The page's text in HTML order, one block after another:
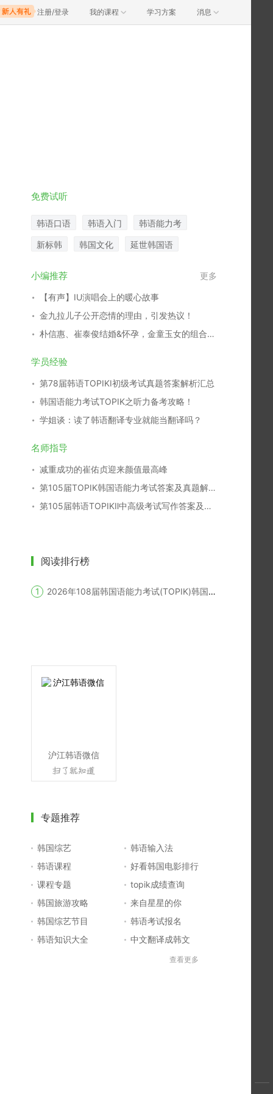
注册/登录 我的课程 学习方案 消息
免费试听
韩语口语 韩语入门 韩语能力考
新标韩 韩国文化 延世韩国语
小编推荐 更多
【有声】IU演唱会上的暖心故事
金九拉儿子公开恋情的理由，引发热议！
朴信惠、崔泰俊结婚&怀孕，金童玉女的组合结成正果！
学员经验
第78届韩语TOPIKⅠ初级考试真题答案解析汇总
韩国语能力考试TOPIK之听力备考攻略！
学姐谈：读了韩语翻译专业就能当翻译吗？
名师指导
减重成功的崔佑贞迎来颜值最高峰
第105届TOPIK韩国语能力考试答案及真题解析汇总
第105届韩语TOPIKⅡ中高级考试写作答案及真题解析
阅读排行榜
2026年108届韩国语能力考试(TOPIK)韩国报名时间
沪江韩语微信
专题推荐
韩国综艺
韩语输入法
韩语课程
好看韩国电影排行
课程专题
topik成绩查询
韩国旅游攻略
来自星星的你
韩国综艺节目
韩语考试报名
韩语知识大全
中文翻译成韩文
查看更多